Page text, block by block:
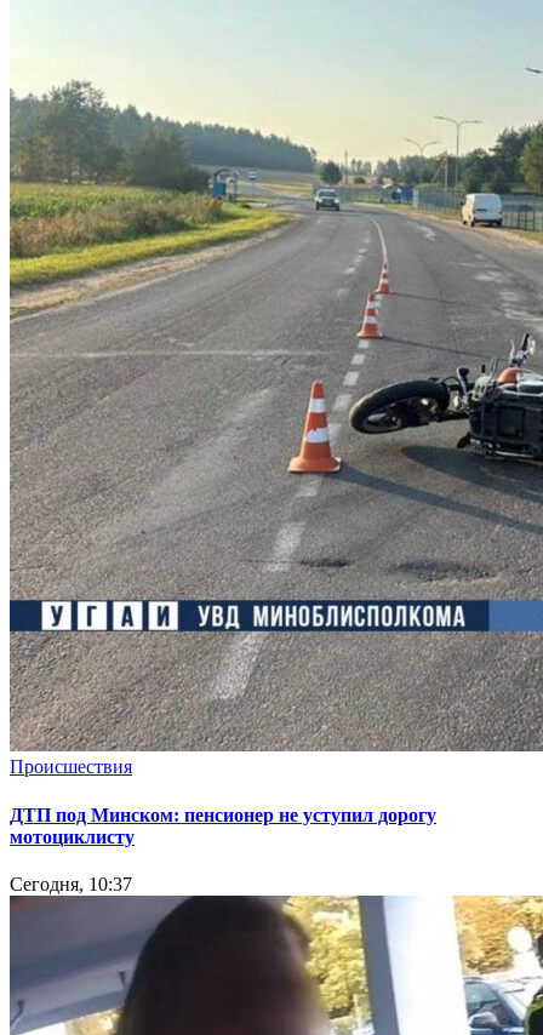
Происшествия
ДТП под Минском: пенсионер не уступил дорогу
мотоциклисту
Сегодня, 10:37